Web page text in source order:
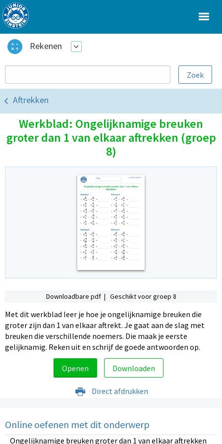
Rekenen
Aftrekken
Werkblad: Ongelijknamige breuken
groter dan 1 van elkaar aftrekken (groep
8)
Downloadbare pdf | Geschikt voor groep 8
Met dit werkblad leer je hoe je ongelijknamige breuken die
groter zijn dan 1 van elkaar aftrekt. Je gaat aan de slag met
breuken die verschillende noemers. Die maak je eerste
gelijknamig. Reken uit en schrijf de goede antwoorden op.
Openen Downloaden
Direct afdrukken
Online oefenen met dit onderwerp
Ongelijknamige breuken groter dan 1 van elkaar aftrekken